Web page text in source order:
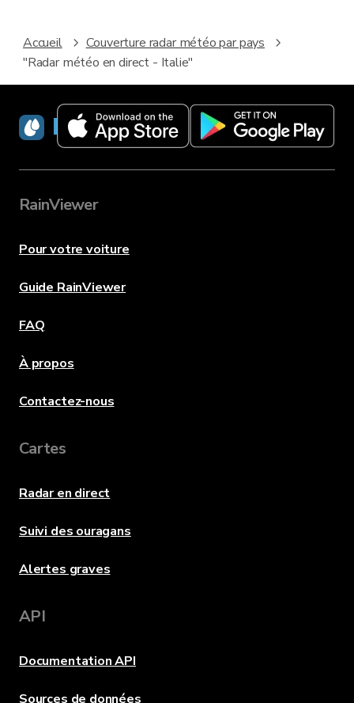
Accueil
Couverture radar météo par pays
"Radar météo en direct - Italie"
RainViewer
RainViewer
Pour votre voiture
Guide RainViewer
FAQ
À propos
Contactez-nous
Cartes
Radar en direct
Suivi des ouragans
Alertes graves
API
Documentation API
Sources de données